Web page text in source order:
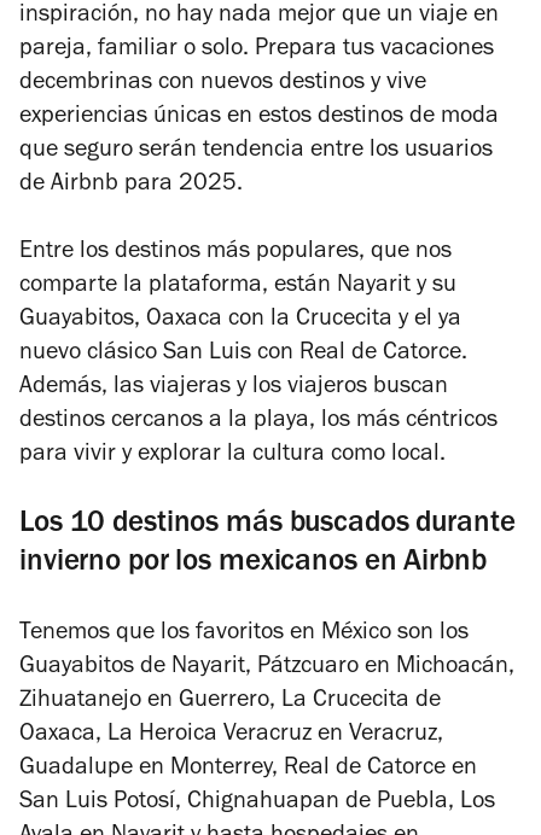
inspiración, no hay nada mejor que un viaje en
pareja, familiar o solo. Prepara tus vacaciones
decembrinas con nuevos destinos y vive
experiencias únicas en estos destinos de moda
que seguro serán tendencia entre los usuarios
de Airbnb para 2025.
Entre los destinos más populares, que nos
comparte la plataforma, están Nayarit y su
Guayabitos, Oaxaca con la Crucecita y el ya
nuevo clásico San Luis con Real de Catorce.
Además, las viajeras y los viajeros buscan
destinos cercanos a la playa, los más céntricos
para vivir y explorar la cultura como local.
Los 10 destinos más buscados durante
invierno por los mexicanos en Airbnb
Tenemos que los favoritos en México son los
Guayabitos de Nayarit, Pátzcuaro en Michoacán,
Zihuatanejo en Guerrero, La Crucecita de
Oaxaca, La Heroica Veracruz en Veracruz,
Guadalupe en Monterrey, Real de Catorce en
San Luis Potosí, Chignahuapan de Puebla, Los